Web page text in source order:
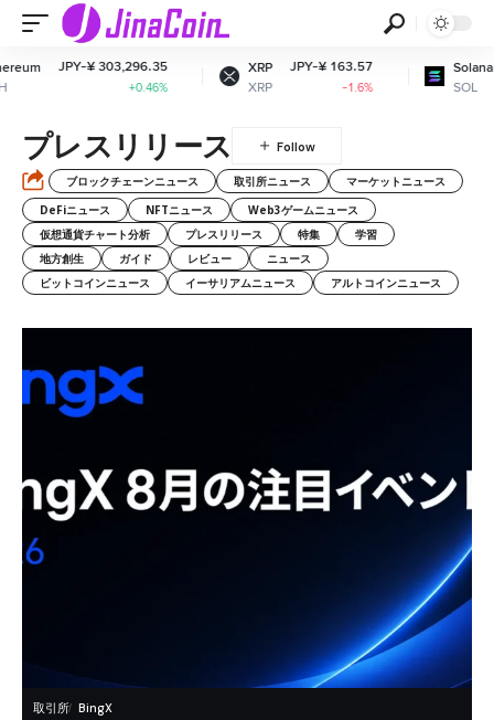
¥ 303,296.35 JPY-¥ 163.57
Solana
JPY-¥
プレスリリース
ブロックチェーンニュース 取引所ニュース
マーケットニュース
DeFiニュース
NFTニュース
Web3ゲームニュース
仮想通貨チャート分析
プレスリリース 特集
学習
地方創生
ガイド レビュー
ニュース
ビットコインニュース
イーサリアムニュース アルトコインニュース
取引所 BingX